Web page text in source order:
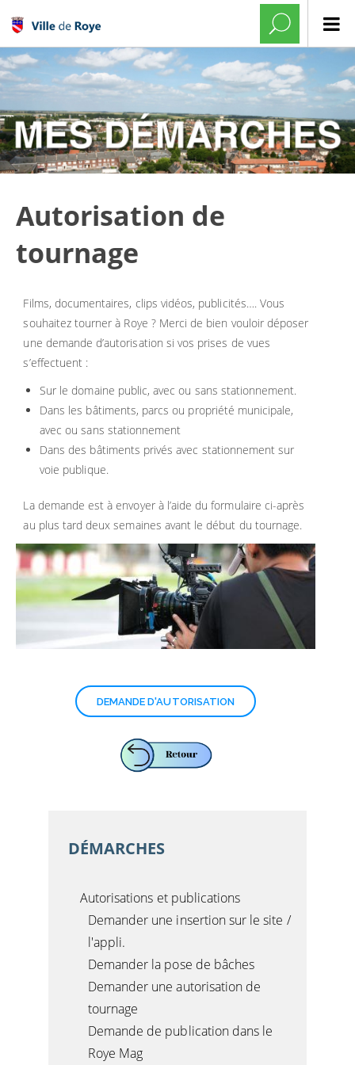
Autorisation de
tournage
Films, documentaires, clips vidéos, publicités…. Vous
souhaitez tourner à Roye ? Merci de bien vouloir déposer
une demande d’autorisation si vos prises de vues
s’effectuent :
Sur le domaine public, avec ou sans stationnement.
Dans les bâtiments, parcs ou propriété municipale,
avec ou sans stationnement
Dans des bâtiments privés avec stationnement sur
voie publique.
La demande est à envoyer à l’aide du formulaire ci-après
au plus tard deux semaines avant le début du tournage.
DEMANDE D'AUTORISATION
DÉMARCHES
Autorisations et publications
Demander une insertion sur le site /
l'appli.
Demander la pose de bâches
Demander une autorisation de
tournage
Demande de publication dans le
Roye Mag